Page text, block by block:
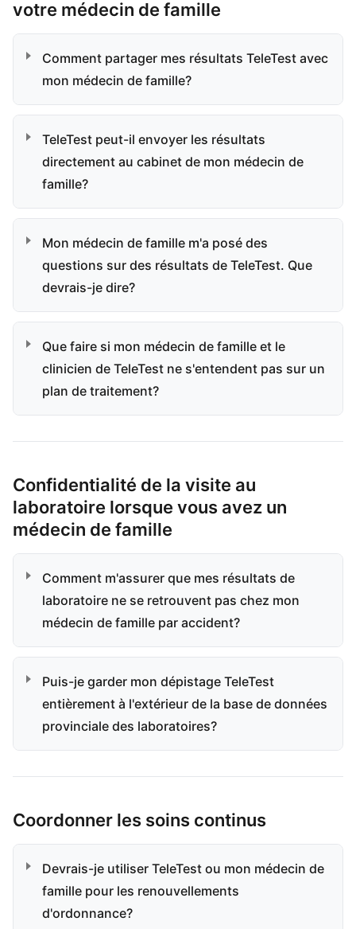
votre médecin de famille
Comment partager mes résultats TeleTest avec
mon médecin de famille?
TeleTest peut-il envoyer les résultats
directement au cabinet de mon médecin de
famille?
Mon médecin de famille m'a posé des
questions sur des résultats de TeleTest. Que
devrais-je dire?
Que faire si mon médecin de famille et le
clinicien de TeleTest ne s'entendent pas sur un
plan de traitement?
Confidentialité de la visite au
laboratoire lorsque vous avez un
médecin de famille
Comment m'assurer que mes résultats de
laboratoire ne se retrouvent pas chez mon
médecin de famille par accident?
Puis-je garder mon dépistage TeleTest
entièrement à l'extérieur de la base de données
provinciale des laboratoires?
Coordonner les soins continus
Devrais-je utiliser TeleTest ou mon médecin de
famille pour les renouvellements
d'ordonnance?